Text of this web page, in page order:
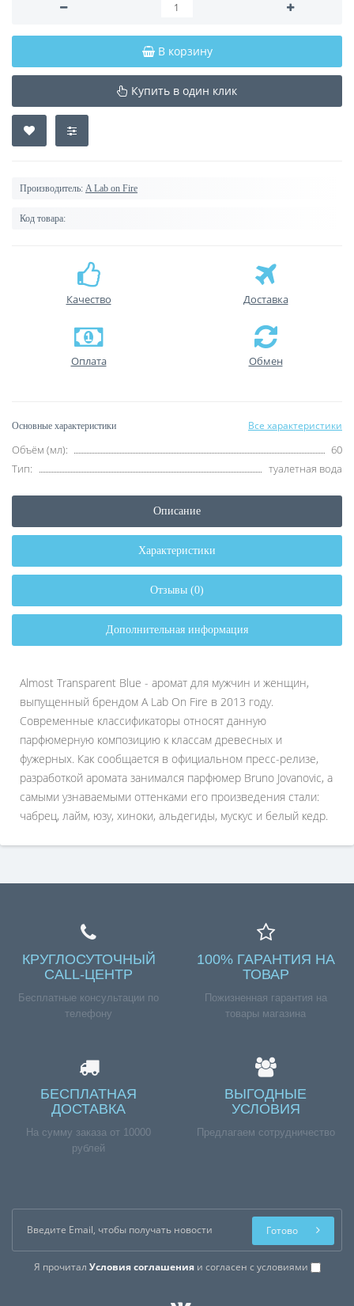
В корзину
Купить в один клик
Производитель: A Lab on Fire
Код товара:
Качество Доставка
Оплата Обмен
Основные характеристики Все характеристики
Объём (мл):
60
Тип:
туалетная вода
Описание
Характеристики
Отзывы (0)
Дополнительная информация
Almost Transparent Blue - аромат для мужчин и женщин,
выпущенный брендом A Lab On Fire в 2013 году.
Современные классификаторы относят данную
парфюмерную композицию к классам древесных и
фужерных. Как сообщается в официальном пресс-релизе,
разработкой аромата занимался парфюмер Bruno Jovanovic, а
самыми узнаваемыми оттенками его произведения стали:
чабрец, лайм, юзу, хиноки, альдегиды, мускус и белый кедр.
КРУГЛОСУТОЧНЫЙ
CALL-ЦЕНТР
Бесплатные консультации по
телефону
100% ГАРАНТИЯ НА
ТОВАР
Пожизненная гарантия на
товары магазина
БЕСПЛАТНАЯ
ДОСТАВКА
На сумму заказа от 10000
рублей
ВЫГОДНЫЕ
УСЛОВИЯ
Предлагаем сотрудничество
Я прочитал Условия соглашенияи согласен с условиями
Готово